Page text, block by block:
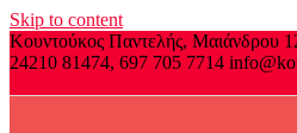
Skip to content
Κουντούκος Παντελής, Μαιάνδρου
24210 81474, 697 705 7714